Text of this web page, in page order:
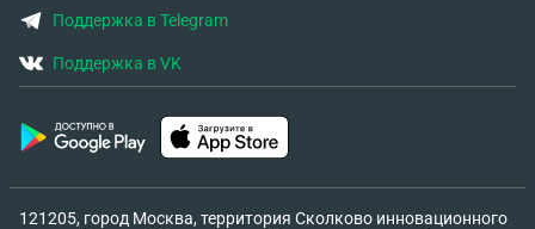
Поддержка в Telegram
Поддержка в VK
121205, город Москва, территория Сколково инновационного